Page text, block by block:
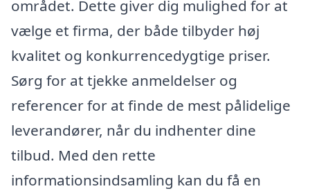
området. Dette giver dig mulighed for at
vælge et firma, der både tilbyder høj
kvalitet og konkurrencedygtige priser.
Sørg for at tjekke anmeldelser og
referencer for at finde de mest pålidelige
leverandører, når du indhenter dine
tilbud. Med den rette
informationsindsamling kan du få en